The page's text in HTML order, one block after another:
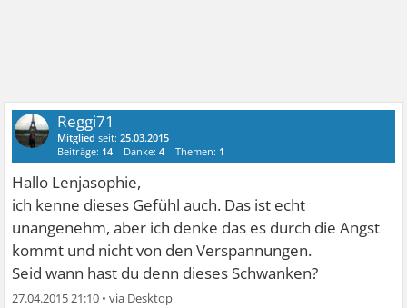
Reggi71
Mitglied seit:25.03.2015
Beiträge: 14 Danke:4 Themen: 1
Hallo Lenjasophie,
ich kenne dieses Gefühl auch. Das ist echt
unangenehm, aber ich denke das es durch die Angst
kommt und nicht von den Verspannungen.
Seid wann hast du denn dieses Schwanken?
27.04.2015 21:10 •